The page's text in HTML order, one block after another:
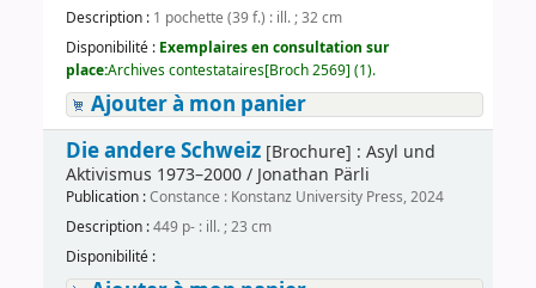
Description : 1 pochette (39 f.) : ill. ; 32 cm
Disponibilité : Exemplaires en consultation sur
place:Archives contestataires[Broch 2569] (1).
Ajouter à mon panier
Die andere Schweiz[Brochure] : Asyl und
Aktivismus 1973–2000 / Jonathan Pärli
Publication :Constance : Konstanz University Press, 2024
Description :449 p- : ill. ; 23 cm
Disponibilité :